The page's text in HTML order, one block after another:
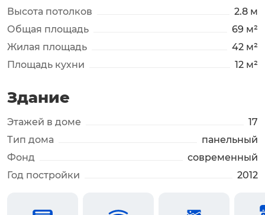
Высота потолков
2.8 м
Общая площадь
69 м²
Жилая площадь
42 м²
Площадь кухни
12 м²
Здание
Этажей в доме
17
Тип дома
панельный
Фонд
современный
Год постройки
2012